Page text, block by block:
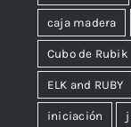
caja madera
Cubo de Rubik
ELK and RUBY
iniciación